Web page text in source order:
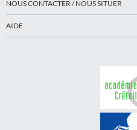
NOUS CONTACTER / NOUS SITUER
AIDE